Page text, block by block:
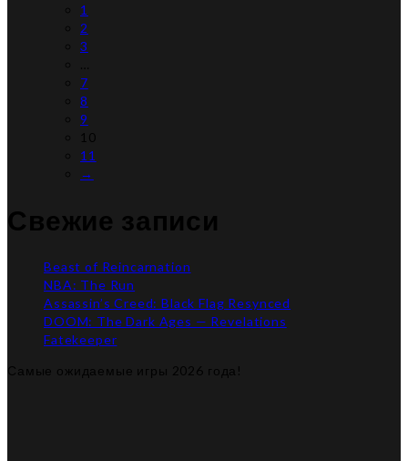
1
2
3
7
8
9
10
11
→
Свежие записи
Beast of Reincarnation
NBA: The Run
Assassin’s Creed: Black Flag Resynced
DOOM: The Dark Ages — Revelations
Fatekeeper
Самые ожидаемые игры 2026 года!